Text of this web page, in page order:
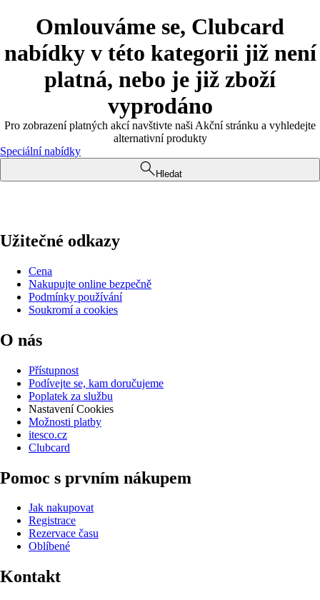
Omlouváme se, Clubcard
nabídky v této kategorii již není
platná, nebo je již zboží
vyprodáno
Pro zobrazení platných akcí navštivte naši Akční stránku a vyhledejte
alternativní produkty
Speciální nabídky
Hledat
Užitečné odkazy
Cena
Nakupujte online bezpečně
Podmínky používání
Soukromí a cookies
O nás
Přístupnost
Podívejte se, kam doručujeme
Poplatek za službu
Nastavení Cookies
Možnosti platby
itesco.cz
Clubcard
Pomoc s prvním nákupem
Jak nakupovat
Registrace
Rezervace času
Oblíbené
Kontakt